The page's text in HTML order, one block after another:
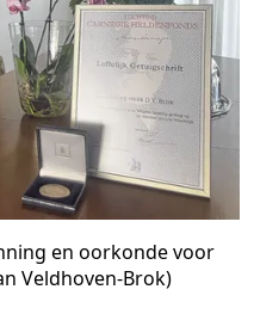
en oorkonde voor
Veldhoven-Brok)